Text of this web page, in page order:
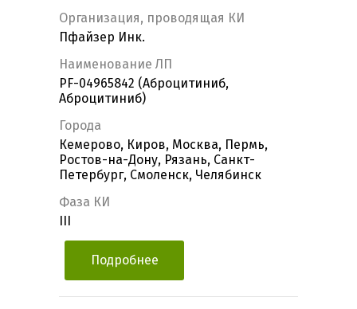
Организация, проводящая КИ
Пфайзер Инк.
Наименование ЛП
PF-04965842 (Аброцитиниб,
Аброцитиниб)
Города
Кемерово, Киров, Москва, Пермь,
Ростов-на-Дону, Рязань, Санкт-
Петербург, Смоленск, Челябинск
Фаза КИ
Подробнее